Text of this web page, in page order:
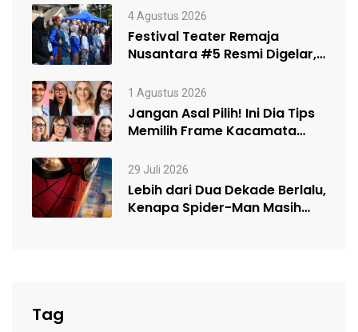
4 Agustus 2026
Festival Teater Remaja
Nusantara #5 Resmi Digelar,
1 Agustus 2026
Jangan Asal Pilih! Ini Dia Tips
Memilih Frame Kacamata
29 Juli 2026
Lebih dari Dua Dekade Berlalu,
Kenapa Spider-Man Masih
Tag